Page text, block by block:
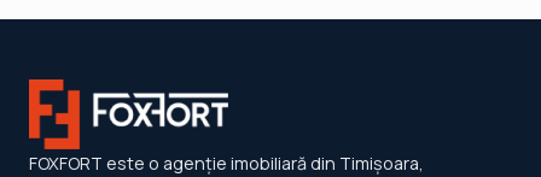
FOXFORT este o agenție imobiliară din Timișoara,